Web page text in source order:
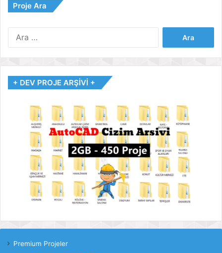
Proje Ara
+ DEV PROJE ARŞİVİ +
Premium Projeler